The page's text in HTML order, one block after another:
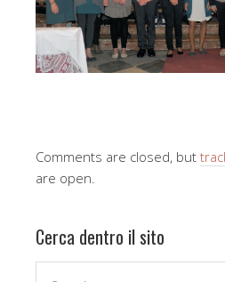
Comments are closed, but
are open.
Cerca dentro il sito